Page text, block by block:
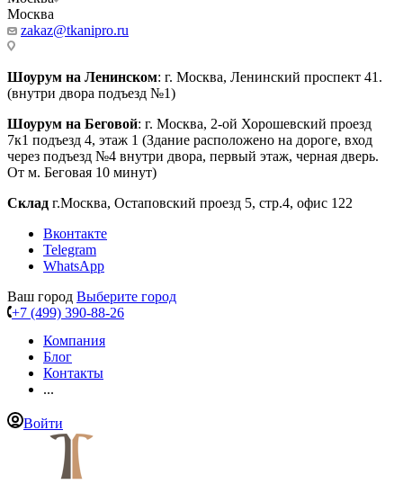
Москва
zakaz@tkanipro.ru
Шоурум на Ленинском: г. Москва, Ленинский проспект 41.
(внутри двора подъезд №1)
Шоурум на Беговой: г. Москва, 2-ой Хорошевский проезд
7к1 подъезд 4, этаж 1 (Здание расположено на дороге, вход
через подъезд №4 внутри двора, первый этаж, черная дверь.
От м. Беговая 10 минут)
Склад г.Москва, Остаповский проезд 5, стр.4, офис 122
Вконтакте
Telegram
WhatsApp
Ваш город Выберите город
+7 (499) 390-88-26
Компания
Блог
Контакты
...
Войти